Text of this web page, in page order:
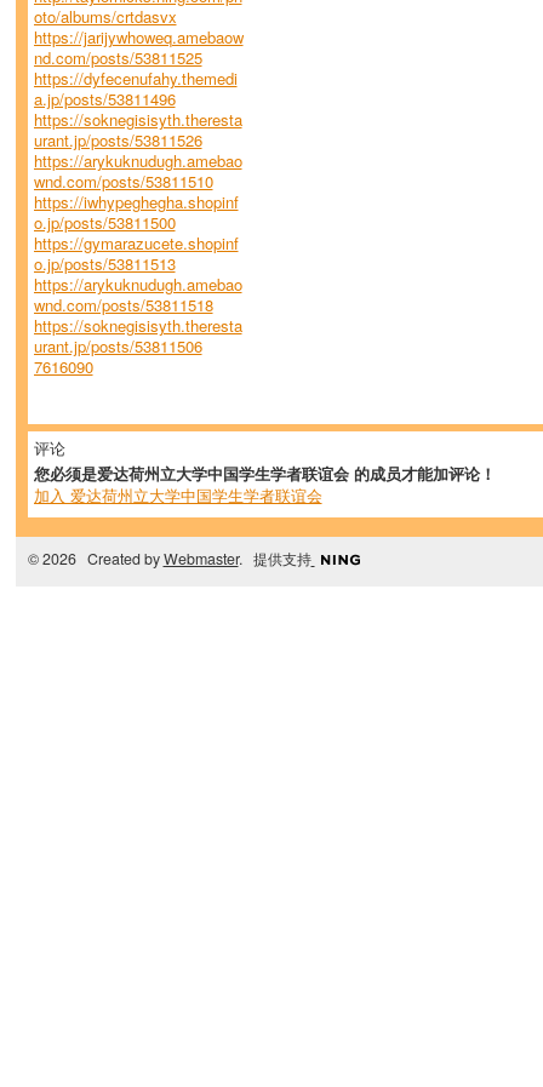
oto/albums/crtdasvx
https://jarijywhoweq.amebaow
nd.com/posts/53811525
https://dyfecenufahy.themedi
a.jp/posts/53811496
https://soknegisisyth.theresta
urant.jp/posts/53811526
https://arykuknudugh.amebao
wnd.com/posts/53811510
https://iwhypeghegha.shopinf
o.jp/posts/53811500
https://gymarazucete.shopinf
o.jp/posts/53811513
https://arykuknudugh.amebao
wnd.com/posts/53811518
https://soknegisisyth.theresta
urant.jp/posts/53811506
7616090
评论
您必须是爱达荷州立大学中国学生学者联谊会 的成员才能加评论！
加入 爱达荷州立大学中国学生学者联谊会
© 2026 Created byWebmaster. 提供支持